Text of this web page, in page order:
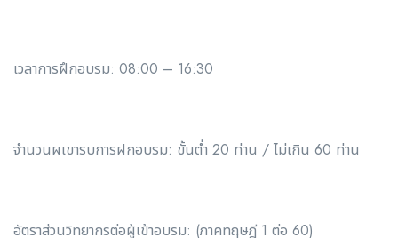
เวลาการฝึกอบรม: 08:00 – 16:30
จำนวนผเขารบการฝกอบรม: ขั้นตํ่า 20 ท่าน / ไม่เกิน 60 ท่าน
อัตราส่วนวิทยากรต่อผู้เข้าอบรม: (ภาคทฤษฎี 1 ต่อ 60)